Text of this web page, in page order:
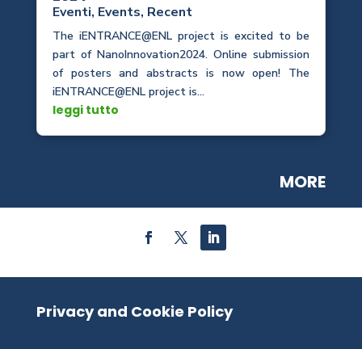
Eventi, Events, Recent
The iENTRANCE@ENL project is excited to be
part of NanoInnovation2024. Online submission
of posters and abstracts is now open! The
iENTRANCE@ENL project is...
leggi tutto
MORE
Privacy and Cookie Policy